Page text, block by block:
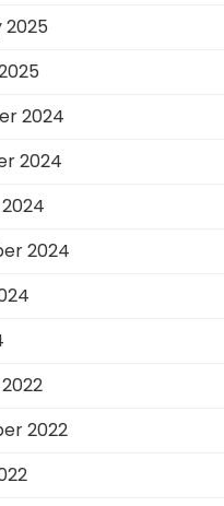
2025
2024
2024
2024
2022